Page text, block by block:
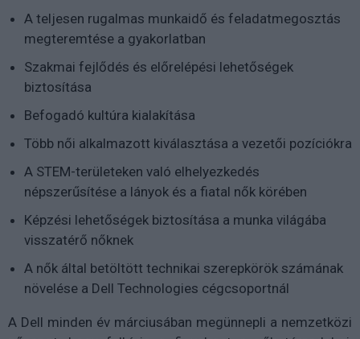
A teljesen rugalmas munkaidő és feladatmegosztás
megteremtése a gyakorlatban
Szakmai fejlődés és előrelépési lehetőségek
biztosítása
Befogadó kultúra kialakítása
Több női alkalmazott kiválasztása a vezetői pozíciókra
A STEM-területeken való elhelyezkedés
népszerűsítése a lányok és a fiatal nők körében
Képzési lehetőségek biztosítása a munka világába
visszatérő nőknek
A nők által betöltött technikai szerepkörök számának
növelése a Dell Technologies cégcsoportnál
A Dell minden év márciusában megünnepli a nemzetközi